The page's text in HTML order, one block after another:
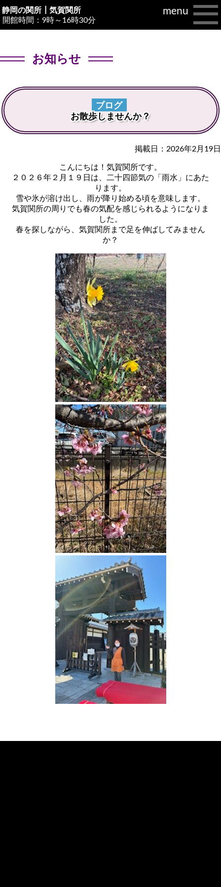
静岡の関所┃気賀関所
開館時間：9時～16時30分
menu
お知らせ
ブログ
お散歩しませんか？
掲載日：2026年2月19日
こんにちは！気賀関所です。
２０２６年２月１９日は、二十四節気の「雨水」にあた
ります。
雪や氷が溶け出し、雨が降り始める頃を意味します。
気賀関所の周りでも春の気配を感じられるようになりま
した。
春を探しながら、気賀関所まで足を伸ばしてみません
か？